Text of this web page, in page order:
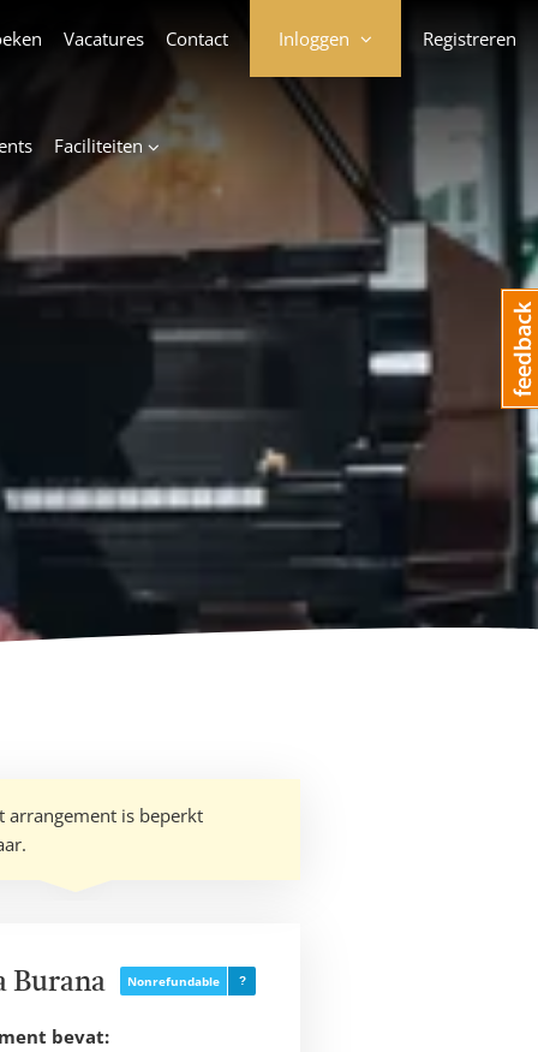
Vacatures Contact Inloggen Registreren
Faciliteiten
arrangement is beperkt
Burana Nonrefundable
bevat: